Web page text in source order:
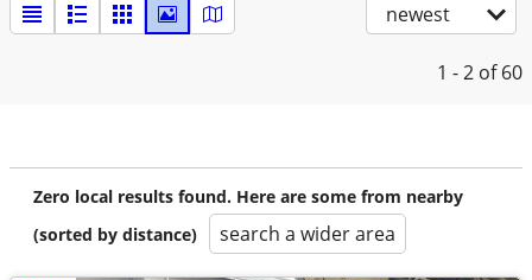
newest
1 - 2 of 60
Zero local results found. Here are some from nearby
(sorted by distance)
search a wider area